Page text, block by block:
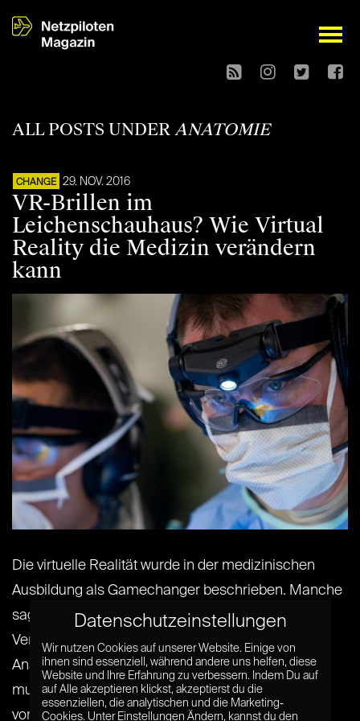
open
ALL POSTS UNDERANATOMIE
CHANGE 29. NOV. 2016
VR-Brillen im
Leichenschauhaus? Wie Virtual
Reality die Medizin verändern
kann
Die virtuelle Realität wurde in der medizinischen
Ausbildung als Gamechanger beschrieben. Manche
sagten sogar voraus, dass sie ein Ende der
Verwendung von echten toten Körpern im
Anatomieunterricht bewirken würde. Das ist eine
mutige Aussage, spiegelt aber wegen einer Reihe
von Gründen nicht die tatsächliche Realität der
Datenschutzeinstellungen
Wir nutzen Cookies auf unserer Website. Einige von
ihnen sind essenziell, während andere uns helfen, diese
Website und Ihre Erfahrung zu verbessern. Indem Du auf
auf Alle akzeptieren klickst, akzeptierst du die
essenziellen, die analytischen und die Marketing-
Cookies. Unter Einstellungen Ändern, kannst du den